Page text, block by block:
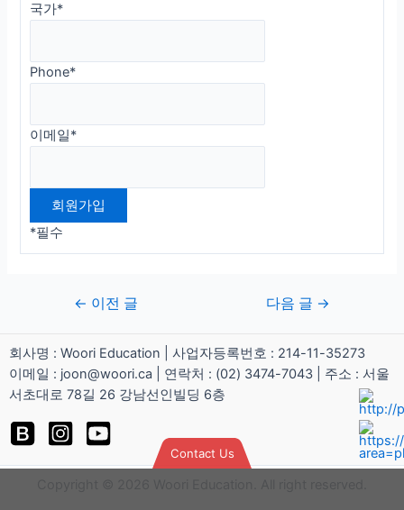
국가*
Phone*
이메일*
*필수
← 이전 글 다음 글 →
회사명 : Woori Education | 사업자등록번호 : 214-11-35273
이메일 : joon@woori.ca | 연락처 : (02) 3474-7043 | 주소 : 서울
서초대로 78길 26 강남선인빌딩 6층
Contact Us